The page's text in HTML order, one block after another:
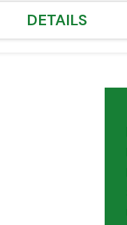
DETAILS